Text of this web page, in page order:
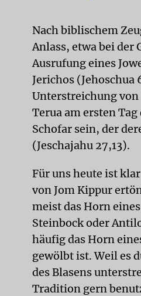
Nach biblischem
Anlass, etwa bei der
Ausrufung eines
Jerichos
Unterstreichung
Terua am ersten
Schofar sein, der
(Jeschajahu 27,13).
Für uns heute ist
von Jom Kippur
meist das Horn
Steinbock oder
häufig das Horn
gewölbt ist. Weil es
des Blasens
Tradition gern